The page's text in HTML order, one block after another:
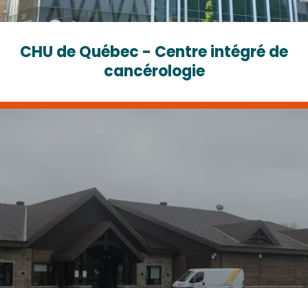
CHU de Québec - Centre intégré de
cancérologie